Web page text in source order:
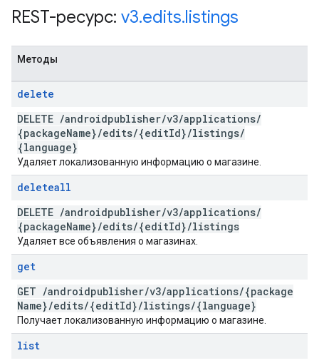
REST-ресурс: v3.edits.listings
Методы
delete
DELETE /androidpublisher/v3/applications/
{packageName}/edits/{editId}/listings/
{language}
Удаляет локализованную информацию о магазине.
deleteall
DELETE /androidpublisher/v3/applications/
{packageName}/edits/{editId}/listings
Удаляет все объявления о магазинах.
get
GET /androidpublisher/v3/applications/{package
Name}/edits/{editId}/listings/{language}
Получает локализованную информацию о магазине.
list